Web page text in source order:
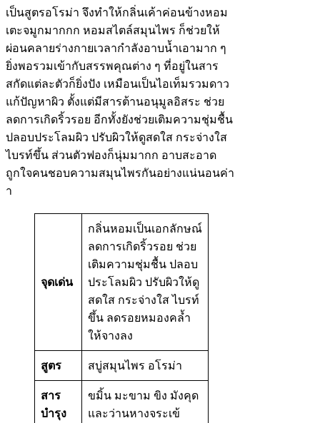
เป็นสูตรอโรม่า จึงทำให้กลิ่นเค้าค่อนข้างหอม
เตะจมูกมากกก หอมสไตล์สมุนไพร ก็ช่วยให้
ผ่อนคลายร่างกายเวลากำลังอาบน้ำเอามาก ๆ
ยิ่งพอรวมเข้ากับสรรพคุณต่าง ๆ ที่อยู่ในสาร
สกัดแต่ละตัวก็ยิ่งปัง เหมือนเป็นไอเท็มรวมดาว
แก้ปัญหาผิว ตั้งแต่มีสารต้านอนุมูลอิสระ ช่วย
ลดการเกิดริ้วรอย อีกทั้งยังช่วยเติมความชุ่มชื้น
ปลอบประโลมผิว ปรับผิวให้ดูสดใส กระจ่างใส
ไบรท์ขึ้น ส่วนตัวฟองก็นุ่มมากก อาบสะอาด
ถูกใจคนชอบความสมุนไพรกันอย่างแน่นอนค่า
า
จุดเด่น
กลิ่นหอมเป็นเอกลักษณ์
ลดการเกิดริ้วรอย ช่วย
เติมความชุ่มชื้น ปลอบ
ประโลมผิว ปรับผิวให้ดู
สดใส กระจ่างใส ไบรท์
ขึ้น ลดรอยหมองคล้ำ
ให้จางลง
สูตร สบู่สมุนไพร อโรม่า
สาร
บำรุง
ขมิ้น มะขาม ขิง มังคุด
และว่านหางจระเข้